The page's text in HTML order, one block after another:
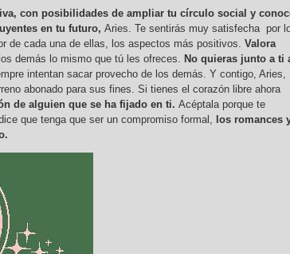
con posibilidades de ampliar tu círculo social y
en tu futuro, Aries. Te sentirás muy satisfecha por
de cada una de ellas, los aspectos más positivos. Valora
demás lo mismo que tú les ofreces. No quieras junto a ti
intentan sacar provecho de los demás. Y contigo, Aries,
abonado para sus fines. Si tienes el corazón libre ahora
de alguien que se ha fijado en ti. Acéptala porque te
que tenga que ser un compromiso formal, los romances